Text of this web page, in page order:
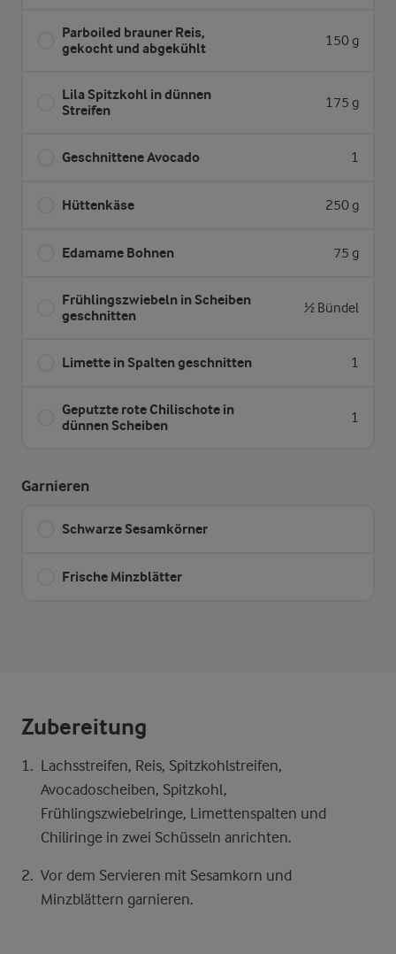
Parboiled brauner Reis,
gekocht und abgekühlt
150 g
Lila Spitzkohl in dünnen
Streifen
175 g
Geschnittene Avocado 1
Hüttenkäse 250 g
Edamame Bohnen 75 g
Frühlingszwiebeln in Scheiben
geschnitten
½ Bündel
Limette in Spalten geschnitten 1
Geputzte rote Chilischote in
dünnen Scheiben
1
Garnieren
Schwarze Sesamkörner
Frische Minzblätter
Zubereitung
Lachsstreifen, Reis, Spitzkohlstreifen,
Avocadoscheiben, Spitzkohl,
Frühlingszwiebelringe, Limettenspalten und
Chiliringe in zwei Schüsseln anrichten.
Vor dem Servieren mit Sesamkorn und
Minzblättern garnieren.